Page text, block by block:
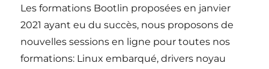
et
Alexandre
Belloni,
Les formations Bootlin proposées en janvier
2021 ayant eu du succès, nous proposons de
nouvelles sessions en ligne pour toutes nos
formations: Linux embarqué, drivers noyau